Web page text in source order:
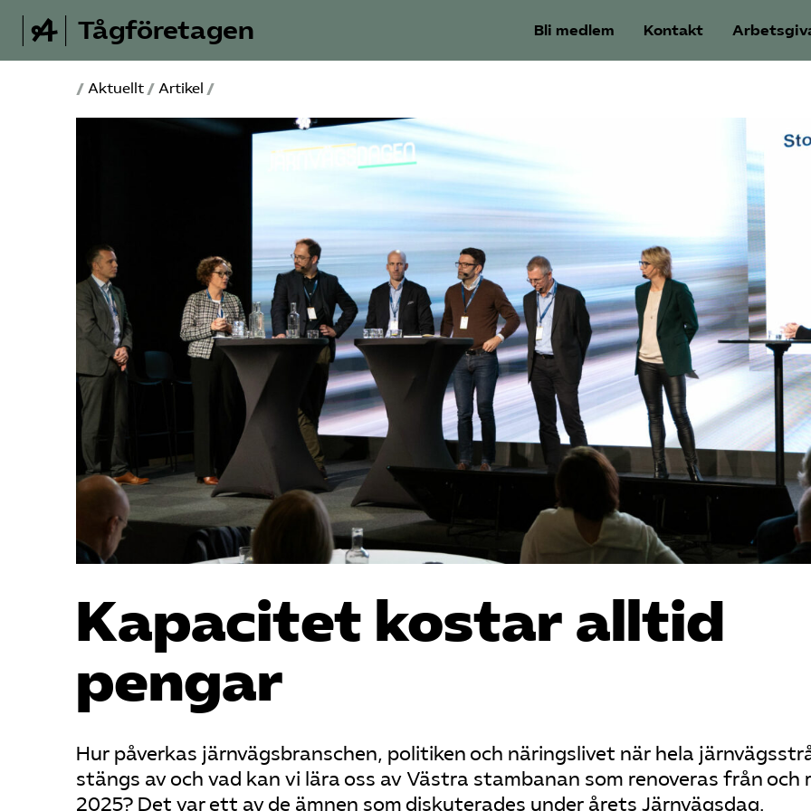
Tågföretagen Bli medlem Kontakt
/ Aktuellt / Artikel /
Kapacitet kostar alltid
pengar
Hur påverkas järnvägsbranschen, politiken och näringslivet när hela
stängs av och vad kan vi lära oss av Västra stambanan som renoveras från och
2025? Det var ett av de ämnen som diskuterades under årets Järnvägsdag.